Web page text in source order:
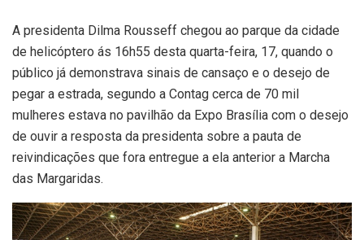
A presidenta Dilma Rousseff chegou ao parque da cidade
de helicóptero ás 16h55 desta quarta-feira, 17, quando o
público já demonstrava sinais de cansaço e o desejo de
pegar a estrada, segundo a Contag cerca de 70 mil
mulheres estava no pavilhão da Expo Brasília com o desejo
de ouvir a resposta da presidenta sobre a pauta de
reivindicações que fora entregue a ela anterior a Marcha
das Margaridas.